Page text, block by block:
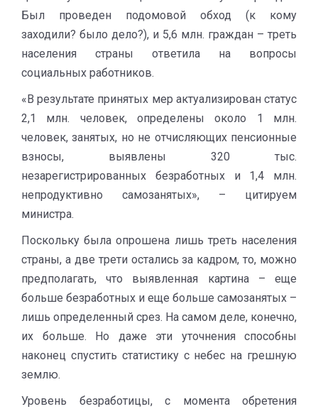
Был проведен подомовой обход (к кому
заходили? было дело?), и 5,6 млн. граждан – треть
населения страны ответила на вопросы
социальных работников.
«В результате принятых мер актуализирован статус
2,1 млн. человек, определены около 1 млн.
человек, занятых, но не отчисляющих пенсионные
взносы, выявлены 320 тыс.
незарегистрированных безработных и 1,4 млн.
непродуктивно самозанятых», – цитируем
министра.
Поскольку была опрошена лишь треть населения
страны, а две трети остались за кадром, то, можно
предполагать, что выявленная картина – еще
больше безработных и еще больше самозанятых –
лишь определенный срез. На самом деле, конечно,
их больше. Но даже эти уточнения способны
наконец спустить статистику с небес на грешную
землю.
Уровень безработицы, с момента обретения